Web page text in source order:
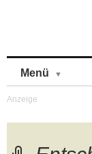
Menü